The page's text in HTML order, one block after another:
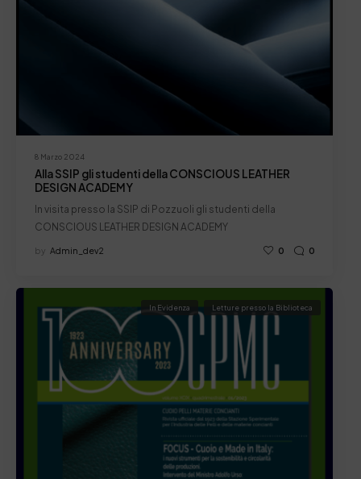
8 Marzo 2024
Alla SSIP gli studenti della CONSCIOUS LEATHER
DESIGN ACADEMY
In visita presso la SSIP di Pozzuoli gli studenti della
CONSCIOUS LEATHER DESIGN ACADEMY
by Admin_dev2 0 0
In Evidenza Letture presso la Biblioteca